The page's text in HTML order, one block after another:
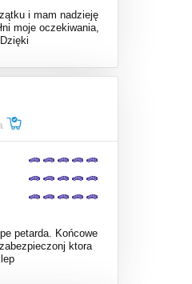
i mam nadzieję
moje oczekiwania,
petarda. Końcowe
ktora